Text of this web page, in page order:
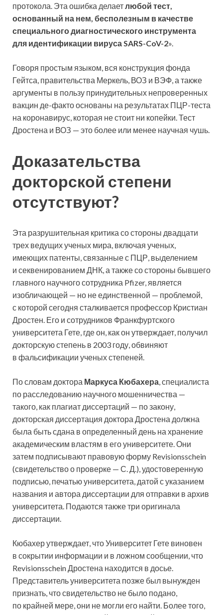
протокола. Эта ошибка делаетлюбой тест,
основанный на нем, бесполезным в качестве
специального диагностического инструмента
для идентификации вируса SARS-CoV-2».
Говоря простым языком, вся конструкция фонда
Гейтса, правительства Меркель, ВОЗ и ВЭФ, а также
аргументы в пользу принудительных непроверенных
вакцин де-факто основаны на результатах ПЦР-теста
на коронавирус, которая не стоит ни копейки. Тест
Дростена и ВОЗ — это более или менее научная чушь.
Доказательства
докторской степени
отсутствуют?
Эта разрушительная критика со стороны двадцати
трех ведущих ученых мира, включая ученых,
имеющих патенты, связанные с ПЦР, выделением
и секвенированием ДНК, а также со стороны бывшего
главного научного сотрудника Pfizer, является
изобличающей — но не единственной — проблемой,
с которой сегодня сталкивается профессор Кристиан
Дростен. Его и сотрудников Франкфуртского
университета Гете, где он, как он утверждает, получил
докторскую степень в 2003 году, обвиняют
в фальсификации ученых степеней.
По словам доктора Маркуса Кюбахера , специалиста
по расследованию научного мошенничества —
такого, как плагиат диссертаций — по закону,
докторская диссертация доктора Дростена должна
была быть сдана в определенный день на хранение
академическим властям в его университете. Они
затем подписывают правовую форму Revisionsschein
(свидетельство о проверке — С. Д.), удостоверенную
подписью, печатью университета, датой с указанием
названия и автора диссертации для отправки в архив
университета. Подаются также три оригинала
диссертации.
Кюбахер утверждает, что Университет Гете виновен
в сокрытии информации и в ложном сообщении, что
Revisionsschein Дростена находится в досье.
Представитель университета позже был вынужден
признать, что свидетельство не было подано,
по крайней мере, они не могли его найти. Более того,